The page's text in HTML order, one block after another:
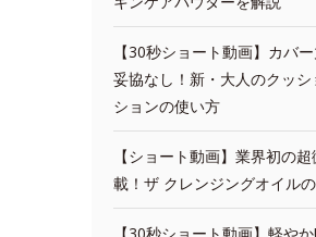
【30秒ショート動画】カバ
妥協なし！新・大人のクッ
ションの使い方
【ショート動画】業界初の
載！ザ クレンジングオイル